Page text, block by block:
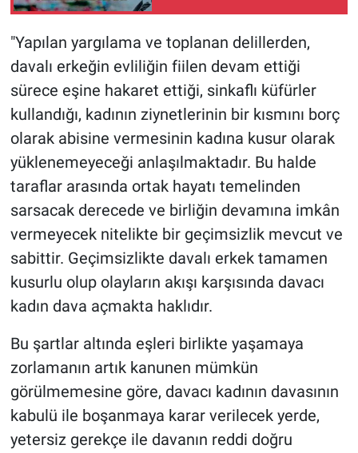
"Yapılan yargılama ve toplanan delillerden,
davalı erkeğin evliliğin fiilen devam ettiği
sürece eşine hakaret ettiği, sinkaflı küfürler
kullandığı, kadının ziynetlerinin bir kısmını borç
olarak abisine vermesinin kadına kusur olarak
yüklenemeyeceği anlaşılmaktadır. Bu halde
taraflar arasında ortak hayatı temelinden
sarsacak derecede ve birliğin devamına imkân
vermeyecek nitelikte bir geçimsizlik mevcut ve
sabittir. Geçimsizlikte davalı erkek tamamen
kusurlu olup olayların akışı karşısında davacı
kadın dava açmakta haklıdır.
Bu şartlar altında eşleri birlikte yaşamaya
zorlamanın artık kanunen mümkün
görülmemesine göre, davacı kadının davasının
kabulü ile boşanmaya karar verilecek yerde,
yetersiz gerekçe ile davanın reddi doğru